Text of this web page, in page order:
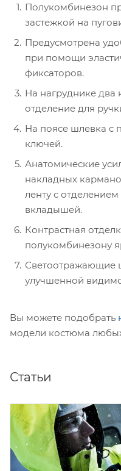
Полукомбинезон
застежкой на
Предусмотрена
при помощи
фиксаторов.
На нагруднике два
отделение для
На поясе шлевка с
ключей.
Анатомические
накладных
ленту с
вкладышей.
Контрастная
полукомбинезону
Светоотражающие
улучшенной
Вы можете подобрать
модели костюма
Статьи